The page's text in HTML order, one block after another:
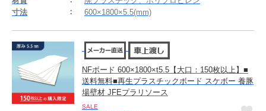
寸法
600×1800×5.5(mm)
NFボード 600×1800×t5.5【大口：150枚以上】■
送料無料■再生プラスチックボード スケボー 養豚
場壁材 JFEプラリソース
SALE